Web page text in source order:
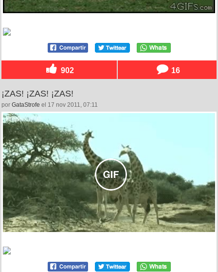
902 16
¡ZAS! ¡ZAS! ¡ZAS!
por GataStrofe el 17 nov 2011, 07:11